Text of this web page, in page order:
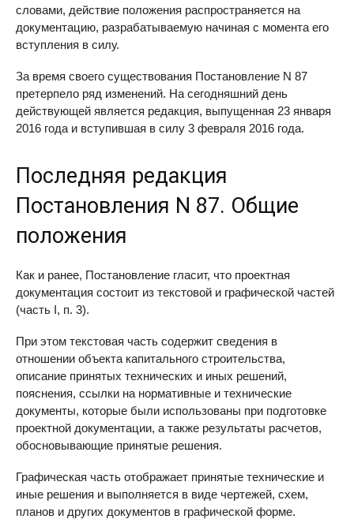
словами, действие положения распространяется на
документацию, разрабатываемую начиная с момента его
вступления в силу.
За время своего существования Постановление N 87
претерпело ряд изменений. На сегодняшний день
действующей является редакция, выпущенная 23 января
2016 года и вступившая в силу 3 февраля 2016 года.
Последняя редакция
Постановления N 87. Общие
положения
Как и ранее, Постановление гласит, что проектная
документация состоит из текстовой и графической частей
(часть I, п. 3).
При этом текстовая часть содержит сведения в
отношении объекта капитального строительства,
описание принятых технических и иных решений,
пояснения, ссылки на нормативные и технические
документы, которые были использованы при подготовке
проектной документации, а также результаты расчетов,
обосновывающие принятые решения.
Графическая часть отображает принятые технические и
иные решения и выполняется в виде чертежей, схем,
планов и других документов в графической форме.